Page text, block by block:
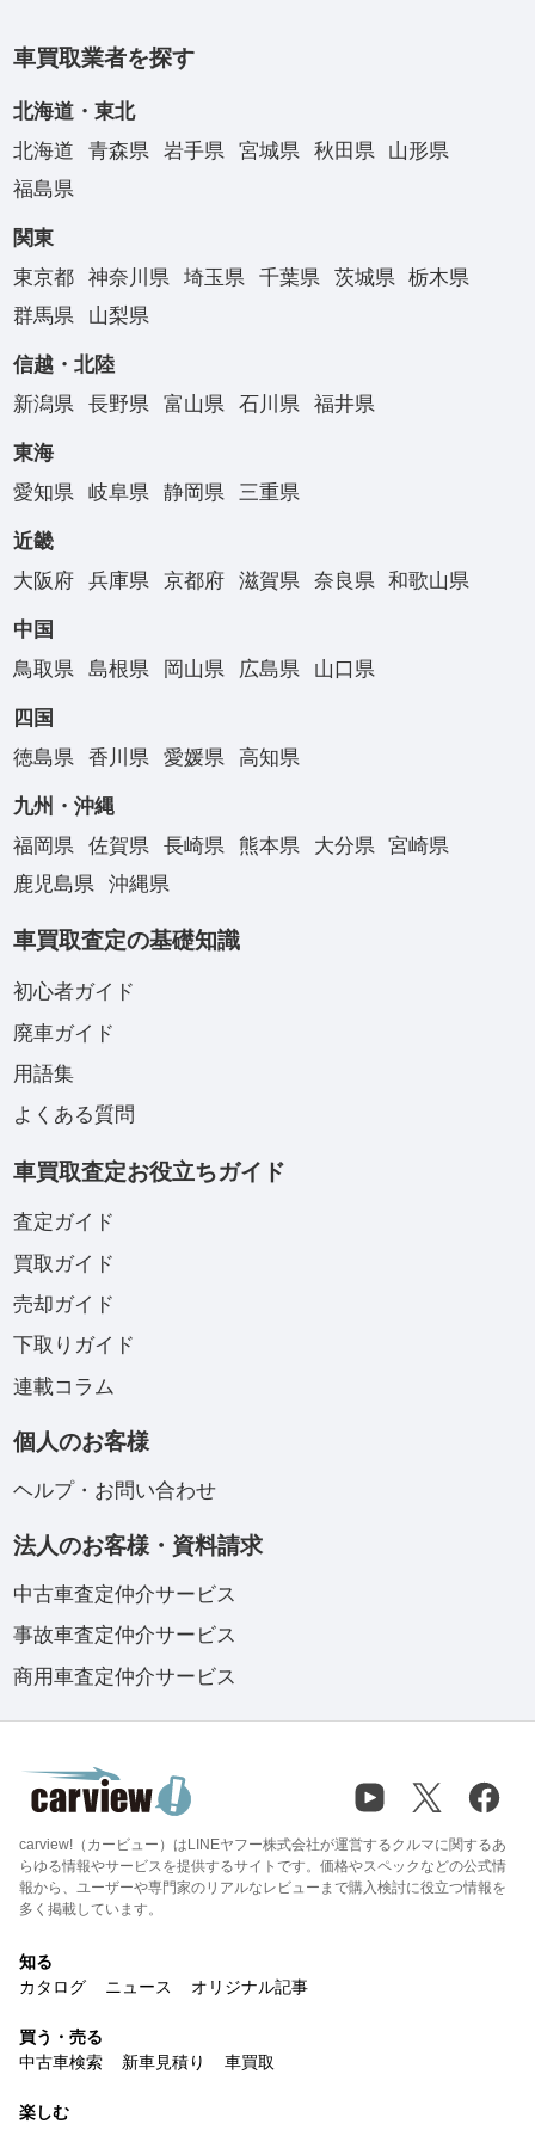
車買取業者を探す
北海道・東北
北海道
青森県 岩手県 宮城県 秋田県
山形県
福島県
関東
東京都
神奈川県 埼玉県 千葉県 茨城県
栃木県
群馬県
山梨県
信越・北陸
新潟県
長野県 富山県 石川県 福井県
東海
愛知県
岐阜県 静岡県 三重県
近畿
大阪府
兵庫県 京都府 滋賀県 奈良県 和歌山県
中国
鳥取県
島根県 岡山県 広島県 山口県
四国
徳島県
香川県 愛媛県 高知県
九州・沖縄
福岡県
佐賀県 長崎県 熊本県 大分県
宮崎県
鹿児島県
沖縄県
車買取査定の基礎知識
初心者ガイド
廃車ガイド
用語集
よくある質問
車買取査定お役立ちガイド
査定ガイド
買取ガイド
売却ガイド
下取りガイド
連載コラム
個人のお客様
ヘルプ・お問い合わせ
法人のお客様・資料請求
中古車査定仲介サービス
事故車査定仲介サービス
商用車査定仲介サービス
carview!（カービュー）はLINEヤフー株式会社が運営するクルマに関するあ
らゆる情報やサービスを提供するサイトです。価格やスペックなどの公式情
報から、ユーザーや専門家のリアルなレビューまで購入検討に役立つ情報を
多く掲載しています。
知る
カタログ
ニュース オリジナル記事
買う・売る
中古車検索
新車見積り 車買取
楽しむ